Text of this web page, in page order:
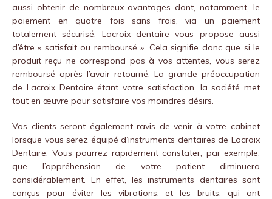
aussi obtenir de nombreux avantages dont, notamment, le
paiement en quatre fois sans frais, via un paiement
totalement sécurisé. Lacroix dentaire vous propose aussi
d’être « satisfait ou remboursé ». Cela signifie donc que si le
produit reçu ne correspond pas à vos attentes, vous serez
remboursé après l’avoir retourné. La grande préoccupation
de Lacroix Dentaire étant votre satisfaction, la société met
tout en œuvre pour satisfaire vos moindres désirs.
Vos clients seront également ravis de venir à votre cabinet
lorsque vous serez équipé d’instruments dentaires de Lacroix
Dentaire. Vous pourrez rapidement constater, par exemple,
que l’appréhension de votre patient diminuera
considérablement. En effet, les instruments dentaires sont
conçus pour éviter les vibrations, et les bruits, qui ont